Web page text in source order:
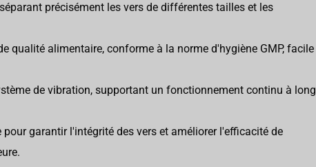
précisément les vers de différentes tailles et les
qualité alimentaire, conforme à la norme d'hygiène GMP, facile
de vibration, supportant un fonctionnement continu à long
garantir l'intégrité des vers et améliorer l'efficacité de